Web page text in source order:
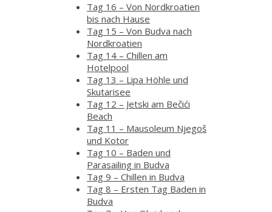
Tag 16 – Von Nordkroatien
bis nach Hause
Tag 15 – Von Budva nach
Nordkroatien
Tag 14 – Chillen am
Hotelpool
Tag 13 – Lipa Höhle und
Skutarisee
Tag 12 – Jetski am Bečići
Beach
Tag 11 – Mausoleum Njegoš
und Kotor
Tag 10 – Baden und
Parasailing in Budva
Tag 9 – Chillen in Budva
Tag 8 – Ersten Tag Baden in
Budva